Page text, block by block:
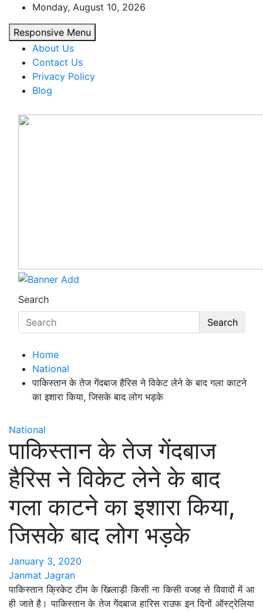
content
Monday, August 10, 2026
Responsive Menu
About Us
Contact Us
Privacy Policy
Blog
Search
Search
Home
National
पाकिस्तान के तेज गेंदबाज हैरिस ने विकेट लेने के बाद गला काटने
का इशारा किया, जिसके बाद लोग भड़के
National
पाकिस्तान के तेज गेंदबाज
हैरिस ने विकेट लेने के बाद
गला काटने का इशारा किया,
जिसके बाद लोग भड़के
January 3, 2020
Janmat Jagran
पाकिस्तान क्रिकेट टीम के खिलाड़ी किसी ना किसी वजह से विवादों में आ
ही जाते है। पाकिस्तान के तेज गेंदबाज हारिस राउफ इन दिनों ऑस्ट्रेलिया